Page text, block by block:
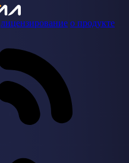
лицензирование о продукте